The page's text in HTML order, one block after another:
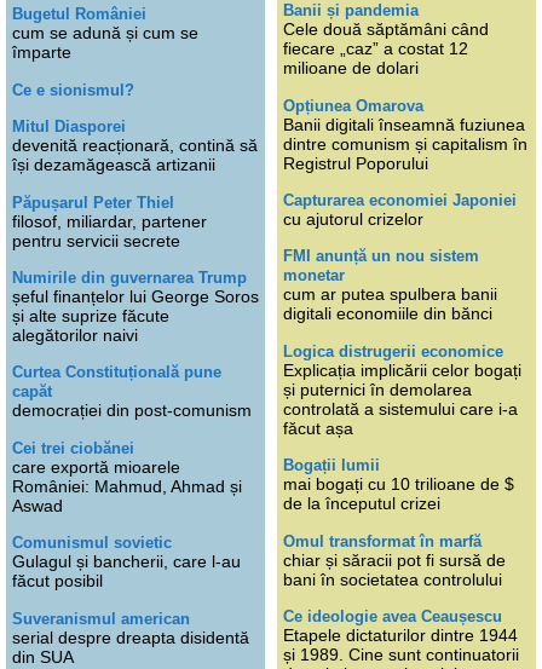
Bugetul României
cum se adună și cum se
împarte
Ce e sionismul?
Mitul Diasporei
devenită reacționară, contină să
își dezamăgească artizanii
Păpușarul Peter Thiel
filosof, miliardar, partener
pentru servicii secrete
Numirile din guvernarea Trump
șeful finanțelor lui George Soros
și alte suprize făcute
alegătorilor naivi
Curtea Constituțională pune
capăt
democrației din post-comunism
Cei trei ciobănei
care exportă mioarele
României: Mahmud, Ahmad și
Aswad
Comunismul sovietic
Gulagul și bancherii, care l-au
făcut posibil
Suveranismul american
serial despre dreapta disidentă
din SUA
Banii și pandemia
Cele două săptămâni când
fiecare „caz” a costat 12
milioane de dolari
Opțiunea Omarova
Banii digitali înseamnă fuziunea
dintre comunism și capitalism în
Registrul Poporului
Capturarea economiei Japoniei
cu ajutorul crizelor
FMI anunță un nou sistem
monetar
cum ar putea spulbera banii
digitali economiile din bănci
Logica distrugerii economice
Explicația implicării celor bogați
și puternici în demolarea
controlată a sistemului care i-a
făcut așa
Bogații lumii
mai bogați cu 10 trilioane de $
de la începutul crizei
Omul transformat în marfă
chiar și săracii pot fi sursă de
bani în societatea controlului
Ce ideologie avea Ceaușescu
Etapele dictaturilor dintre 1944
și 1989. Cine sunt continuatorii